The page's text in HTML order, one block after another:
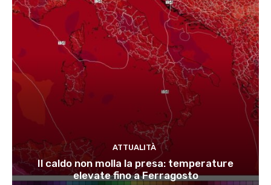
ATTUALITÀ
Il caldo non molla la presa: temperature
elevate fino a Ferragosto